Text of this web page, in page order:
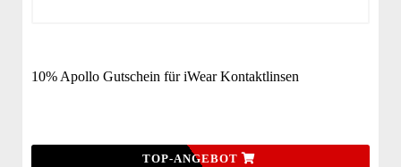
10% Apollo Gutschein für iWear Kontaktlinsen
TOP-ANGEBOT